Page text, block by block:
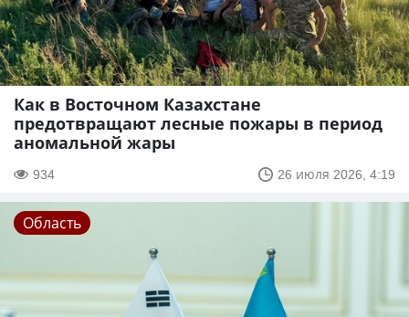
Как в Восточном Казахстане
предотвращают лесные пожары в период
аномальной жары
934 26 июля 2026, 4:19
Область